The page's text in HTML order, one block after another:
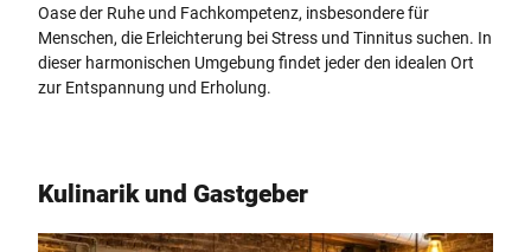
Oase der Ruhe und Fachkompetenz, insbesondere für
Menschen, die Erleichterung bei Stress und Tinnitus suchen. In
dieser harmonischen Umgebung findet jeder den idealen Ort
zur Entspannung und Erholung.
Kulinarik und Gastgeber